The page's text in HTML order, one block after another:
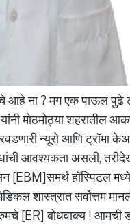
आहे ना ? मग एक पाऊल
मोठमोठ्या शहरातील
न्यूरो आणि ट्रॉमा
आवश्यकता असली,
हॉस्पिटल मध्ये
शास्त्रात सर्वोत्तम
[ER] बोधवाक्य ! आमची